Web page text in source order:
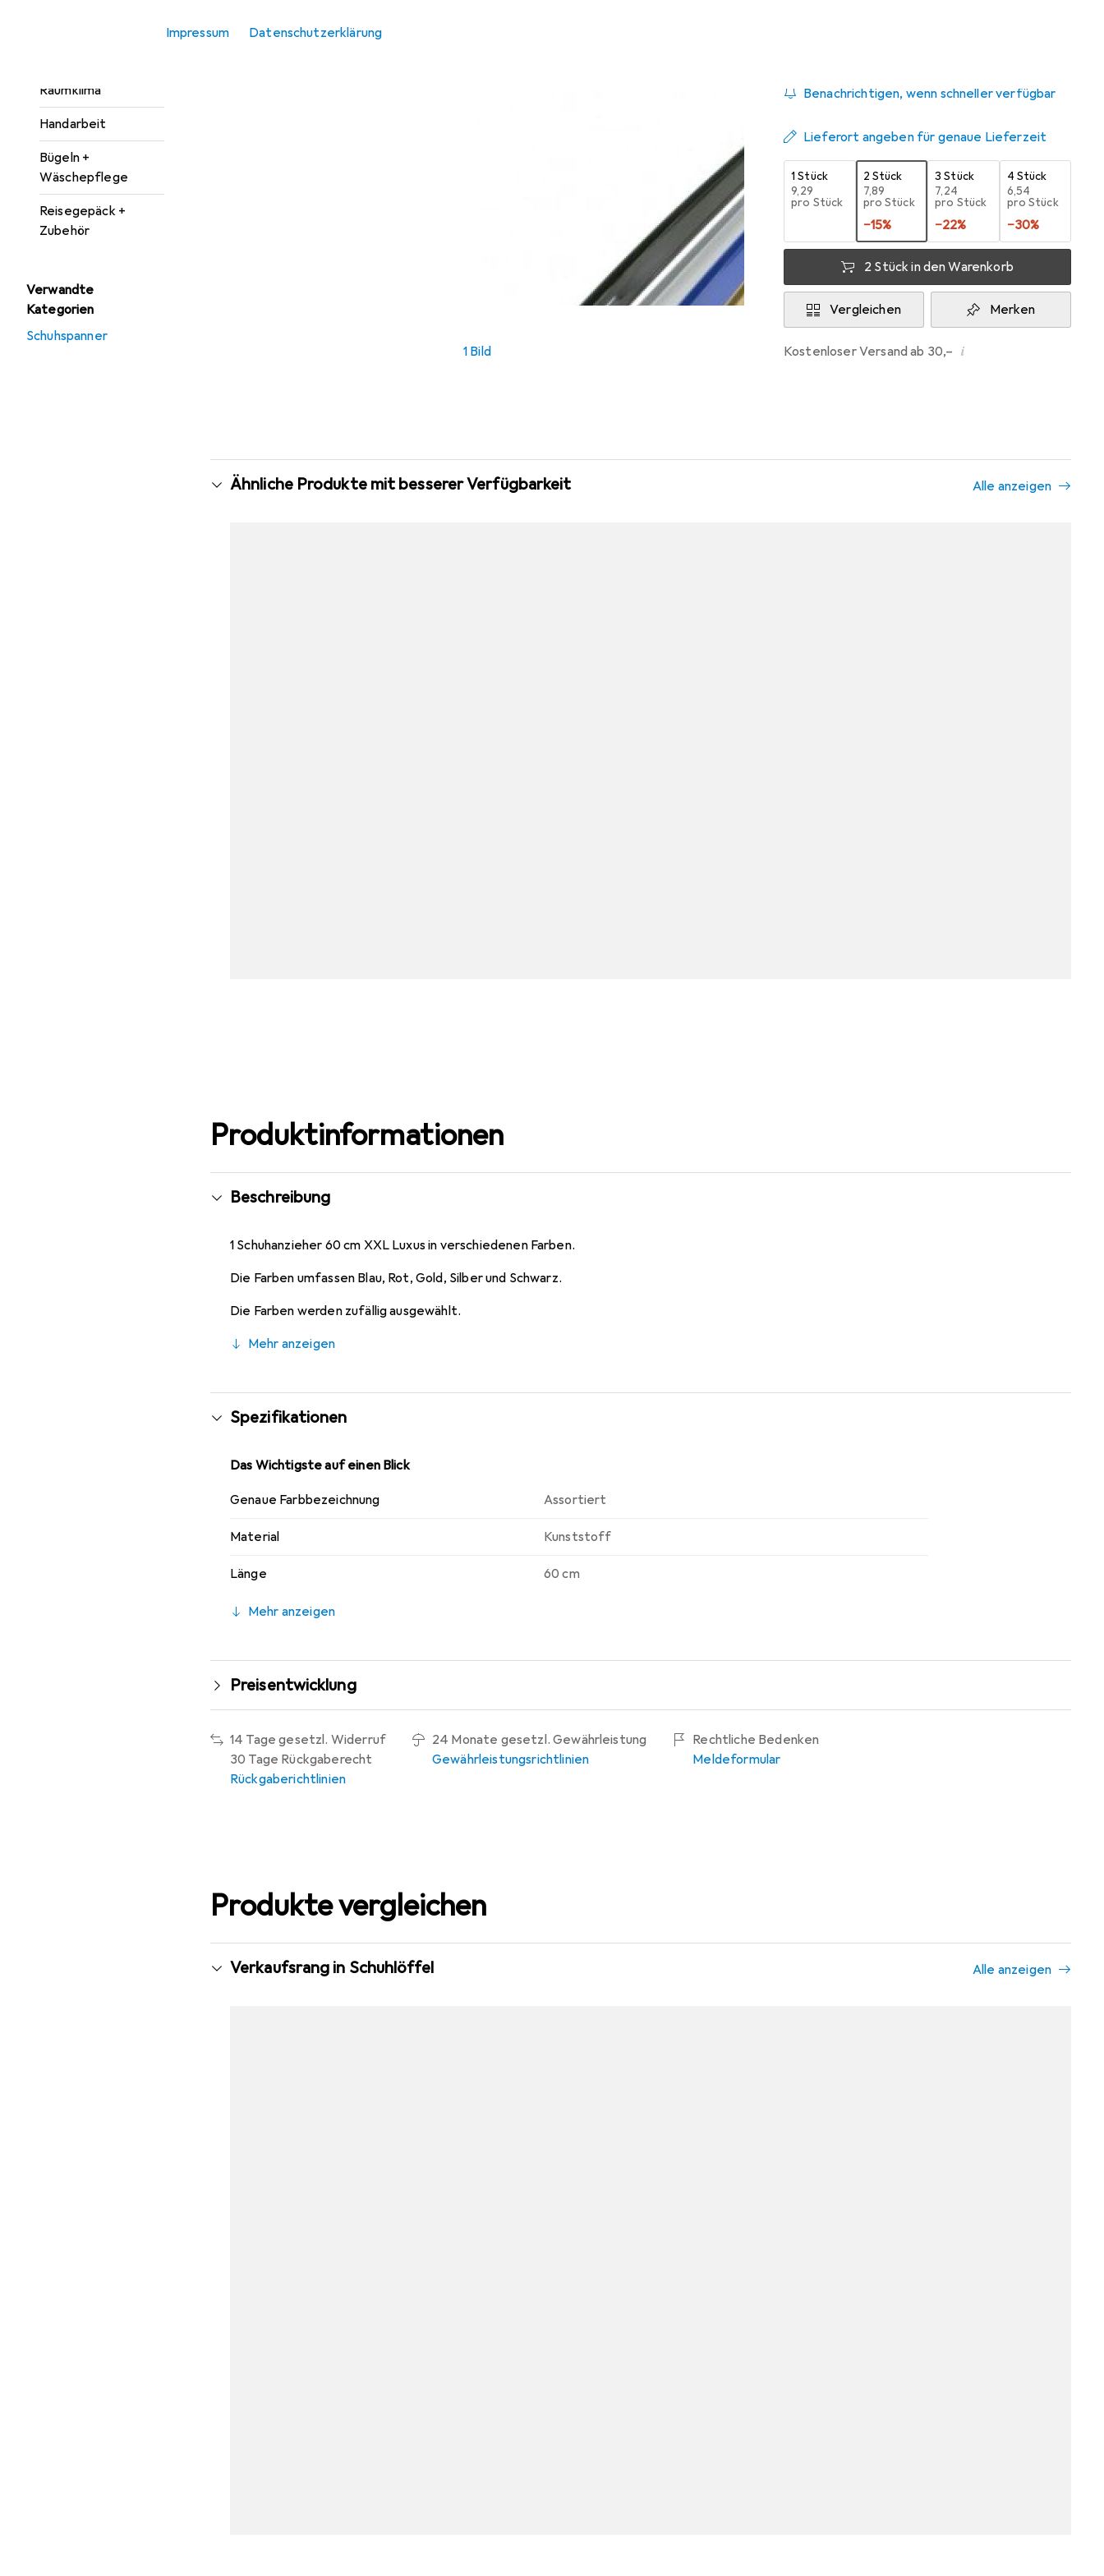
Impressum Datenschutzerklärung
Raumklima
Handarbeit
Bügeln +
Wäschepflege
Reisegepäck +
Zubehör
Verwandte
Kategorien
Schuhspanner
1 Bild
Benachrichtigen, wenn schneller verfügbar
Lieferort angeben für genaue Lieferzeit
1 Stück
EUR
9,29
pro Stück
2 Stück
EUR
7,89
pro Stück
−15%
3 Stück
EUR
7,24
pro Stück
−22%
4 Stück
EUR
6,54
pro Stück
−30%
2 Stück in den Warenkorb
Vergleichen Merken
Kostenloser Versand ab 30,– i
Ähnliche Produkte mit besserer Verfügbarkeit Alle anzeigen
Produktinformationen
Beschreibung
1 Schuhanzieher 60 cm XXL Luxus in verschiedenen Farben.
Die Farben umfassen Blau, Rot, Gold, Silber und Schwarz.
Die Farben werden zufällig ausgewählt.
Mehr anzeigen
Spezifikationen
Das Wichtigste auf einen Blick
Genaue Farbbezeichnung Assortiert
Material Kunststoff
Länge 60 cm
Mehr anzeigen
Preisentwicklung
14 Tage gesetzl. Widerruf
30 Tage Rückgaberecht
Rückgaberichtlinien
24 Monate gesetzl. Gewährleistung
Gewährleistungsrichtlinien
Rechtliche Bedenken
Meldeformular
Produkte vergleichen
Verkaufsrang in Schuhlöffel Alle anzeigen